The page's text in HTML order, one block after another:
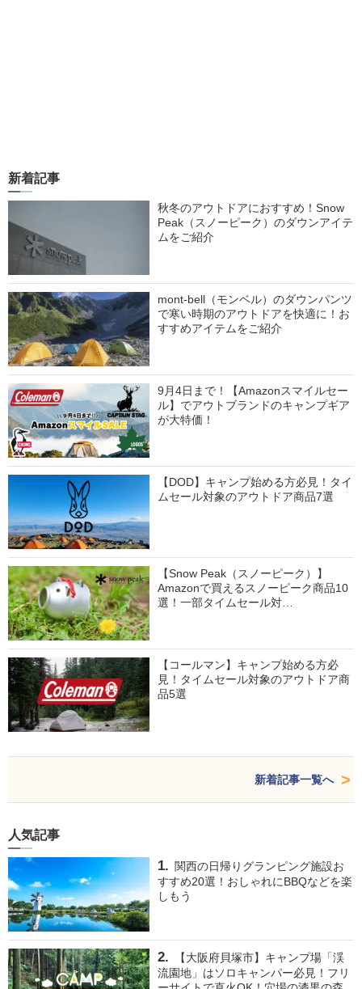
新着記事
秋冬のアウトドアにおすすめ！Snow
Peak（スノーピーク）のダウンアイテ
ムをご紹介
mont-bell（モンベル）のダウンパンツ
で寒い時期のアウトドアを快適に！お
すすめアイテムをご紹介
9月4日まで！【Amazonスマイルセー
ル】でアウトブランドのキャンプギア
が大特価！
【DOD】キャンプ始める方必見！タイ
ムセール対象のアウトドア商品7選
【Snow Peak（スノーピーク）】
Amazonで買えるスノーピーク商品10
選！一部タイムセール対…
【コールマン】キャンプ始める方必
見！タイムセール対象のアウトドア商
品5選
新着記事一覧へ
人気記事
関西の日帰りグランピング施設お
すすめ20選！おしゃれにBBQなどを楽
しもう
【大阪府貝塚市】キャンプ場「渓
流園地」はソロキャンパー必見！フリ